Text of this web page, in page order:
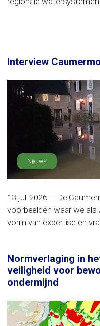
Interview
Nieuws
13 juli 2026 – De
voorbeelden waar we als
vorm van expertise en
Normverlaging in
veiligheid voor
ondermijnd